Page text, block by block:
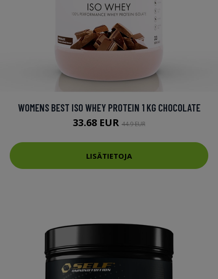
WOMENS BEST ISO WHEY PROTEIN 1 KG CHOCOLATE
33.68 EUR44.9 EUR
LISÄTIETOJA